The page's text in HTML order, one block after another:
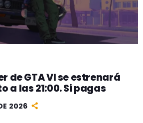
de GTA VI se estrenará
a las 21:00. Si pagas
2026